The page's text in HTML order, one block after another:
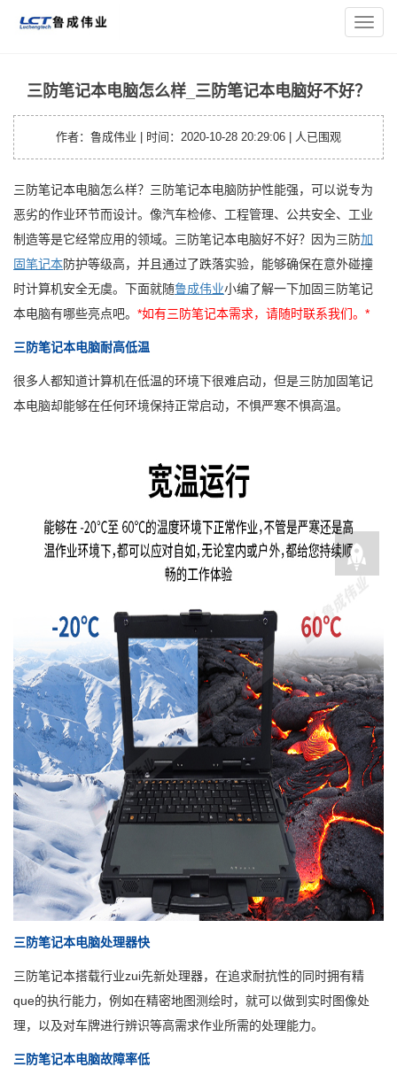
导
航
您的位置：主页
> 三防笔记本电脑怎么样_三防笔
三防笔记本电脑怎么样_三防笔记本电脑好不好？
作者：鲁成伟业 | 时间：2020-10-28 20:29:06 | 人已围观
三防笔记本电脑怎么样？三防笔记本电脑防护性能强，可以说专为
恶劣的作业环节而设计。像汽车检修、工程管理、公共安全、工业
制造等是它经常应用的领域。三防笔记本电脑好不好？因为三防加
固笔记本防护等级高，并且通过了跌落实验，能够确保在意外碰撞
时计算机安全无虞。下面就随鲁成伟业小编了解一下加固三防笔记
本电脑有哪些亮点吧。 *如有三防笔记本需求，请随时联系我们。*
三防笔记本电脑耐高低温
很多人都知道计算机在低温的环境下很难启动，但是三防加固笔记
本电脑却能够在任何环境保持正常启动，不惧严寒不惧高温。
三防笔记本电脑处理器快
三防笔记本搭载行业zui先新处理器，在追求耐抗性的同时拥有精
que的执行能力，例如在精密地图测绘时，就可以做到实时图像处
理，以及对车牌进行辨识等高需求作业所需的处理能力。
三防笔记本电脑故障率低